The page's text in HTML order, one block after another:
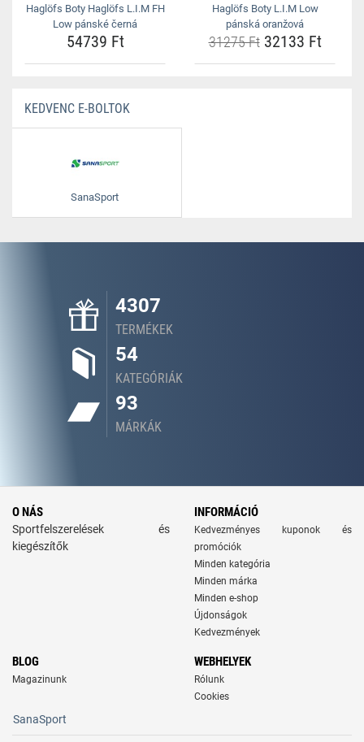
Haglöfs Boty Haglöfs L.I.M FH
Low pánské černá
54739 Ft
Haglöfs Boty L.I.M Low
pánská oranžová
31275 Ft32133 Ft
KEDVENC E-BOLTOK
SanaSport
4307
TERMÉKEK
54
KATEGÓRIÁK
93
MÁRKÁK
O NÁS
Sportfelszerelések és
kiegészítők
INFORMÁCIÓ
Kedvezményes kuponok és
promóciók
Minden kategória
Minden márka
Minden e-shop
Újdonságok
Kedvezmények
BLOG
Magazinunk
WEBHELYEK
Rólunk
Cookies
SanaSport